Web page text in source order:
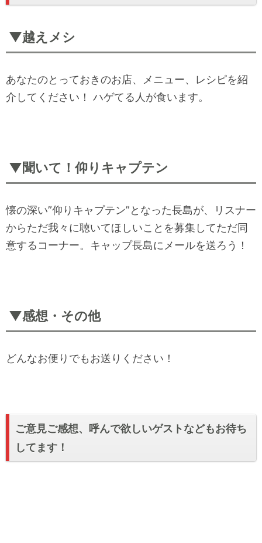
▼越えメシ
あなたのとっておきのお店、メニュー、レシピを紹
介してください！ ハゲてる人が食います。
▼聞いて！仰りキャプテン
懐の深い”仰りキャプテン”となった長島が、リスナー
からただ我々に聴いてほしいことを募集してただ同
意するコーナー。キャップ長島にメールを送ろう！
▼感想・その他
どんなお便りでもお送りください！
ご意見ご感想、呼んで欲しいゲストなどもお待ち
してます！